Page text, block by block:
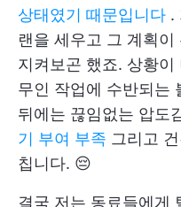
상태였기 때문입니다 .
랜을 세우고 그 계획
지켜보곤 했죠. 상황
무인 작업에 수반되는
뒤에는 끊임없는 압도
기 부여 부족 그리고
칩니다. 😔
결국 저는 동료들에게